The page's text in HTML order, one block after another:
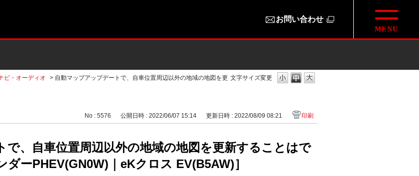
お問い合わせ
文字サイズ変更
ビ・オーディオ > 自動マップアップデートで、自車位置周辺以外の地域の地図を更
No : 5576 公開日時 : 2022/06/07 15:14 更新日時 : 2022/08/09 08:21 印刷
で、自車位置周辺以外の地域の地図を更新することはで
ーPHEV(GN0W)｜eKクロス EV(B5AW)］